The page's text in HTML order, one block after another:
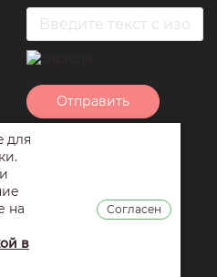
Отправить
условиями
обработки
для
на
в
Согласен